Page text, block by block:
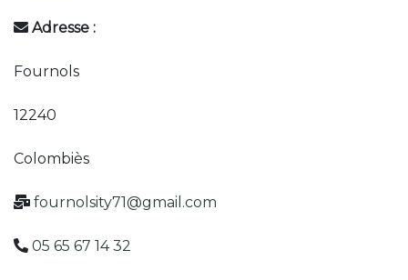
Adresse :
Fournols
12240
Colombiès
fournolsity71@gmail.com
05 65 67 14 32